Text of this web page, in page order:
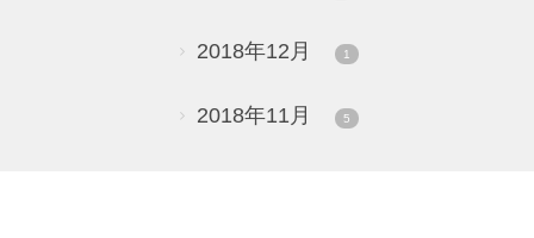
2018年12月 1
2018年11月 5